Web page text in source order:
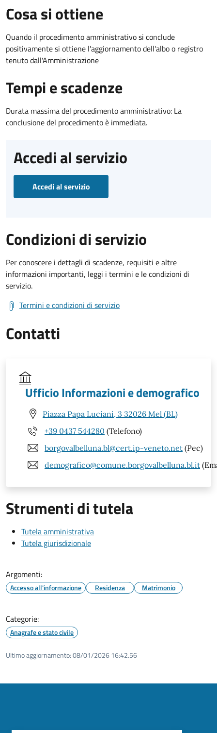
Cosa si ottiene
Quando il procedimento amministrativo si conclude
positivamente si ottiene l'aggiornamento dell'albo o registro
tenuto dall'Amministrazione
Tempi e scadenze
Durata massima del procedimento amministrativo: La
conclusione del procedimento è immediata.
Accedi al servizio
Accedi al servizio
Condizioni di servizio
Per conoscere i dettagli di scadenze, requisiti e altre
informazioni importanti, leggi i termini e le condizioni di
servizio.
Termini e condizioni di servizio
Contatti
Ufficio Informazioni e demografico
Piazza Papa Luciani, 3 32026 Mel (BL)
+39 0437 544280 (Telefono)
borgovalbelluna.bl@cert.ip-veneto.net (Pec)
demografico@comune.borgovalbelluna.bl.it
Strumenti di tutela
Tutela amministrativa
Tutela giurisdizionale
Argomenti:
Accesso all'informazione Residenza Matrimonio
Categorie:
Anagrafe e stato civile
Ultimo aggiornamento:08/01/2026 16:42.56